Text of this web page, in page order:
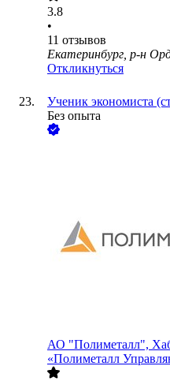
3.8
•
11 отзывов
Екатеринбург, р-н
Откликнуться
Ученик экономиста
Без опыта
АО "Полиметалл",
«Полиметалл